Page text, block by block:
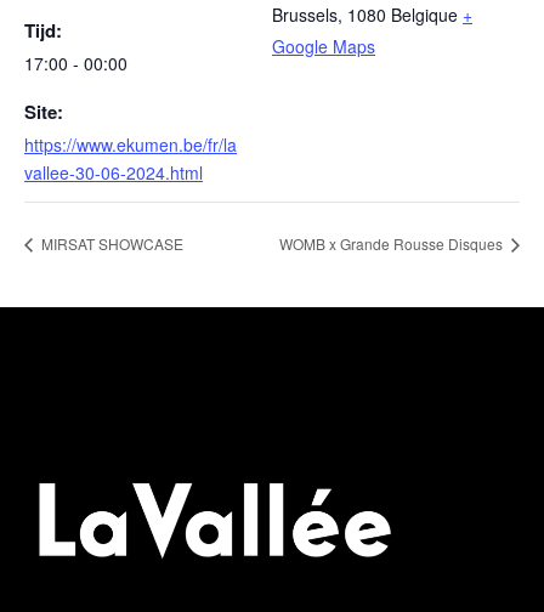
Tijd:
17:00 - 00:00
Site:
https://www.ekumen.be/fr/la
vallee-30-06-2024.html
Brussels, 1080 Belgique +
Google Maps
MIRSAT SHOWCASE WOMB x Grande Rousse Disques